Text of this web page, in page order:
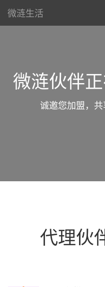
微涟生活
微涟伙伴
诚邀您加盟，
代理伙